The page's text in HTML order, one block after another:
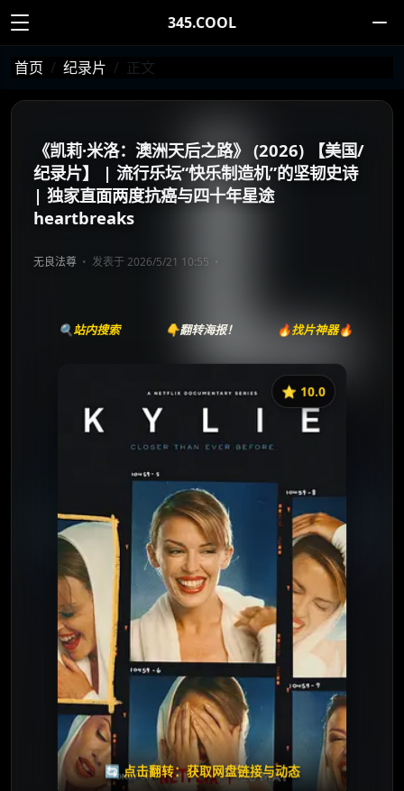
345.COOL
首页 纪录片 正文
《凯莉·米洛：澳洲天后之路》 (2026) 【美国/
纪录片】 | 流行乐坛“快乐制造机”的坚韧史诗
| 独家直面两度抗癌与四十年星途
heartbreaks
无良法尊 发表于 2026/5/21 10:55
🔍站内搜索 👇翻转海报！ 🔥找片神器🔥
⭐️ 10.0
🔄 点击翻转：获取网盘链接与动态
《凯莉·米洛：澳洲天后之路》
⭐
⭐️ 评分：10.0 | 🎬 2026年
✅ 已完结
夸克网盘
百度网盘
失效请反馈
🧧️
天天领红包